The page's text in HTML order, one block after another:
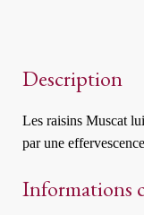
Description
Les raisins Muscat
par une
Informations